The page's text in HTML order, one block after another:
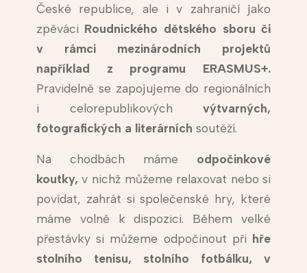
České republice, ale i v zahraničí jako
zpěváci Roudnického dětského sboru či
v rámci mezinárodních projektů
například z programu ERASMUS+.
Pravidelně se zapojujeme do regionálních
i celorepublikovýchvýtvarných,
fotografických a literárních soutěží.
Na chodbách máme odpočinkové
koutky, v nichž můžeme relaxovat nebo si
povídat, zahrát si společenské hry, které
máme volně k dispozici. Během velké
přestávky si můžeme odpočinout při hře
stolního tenisu, stolního fotbálku, v